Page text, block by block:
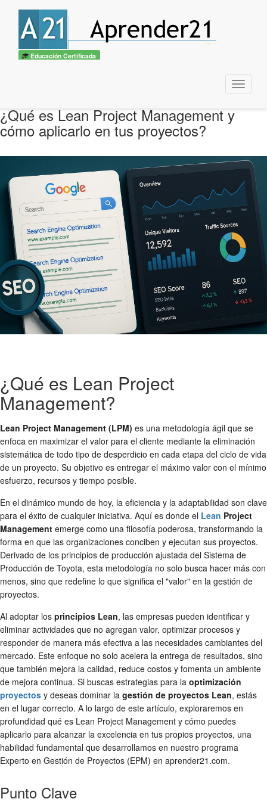
Educación Certificada
Menu
¿Qué es Lean Project Management y
cómo aplicarlo en tus proyectos?
¿Qué es Lean Project
Management?
Lean Project Management (LPM) es una metodología ágil que se
enfoca en maximizar el valor para el cliente mediante la eliminación
sistemática de todo tipo de desperdicio en cada etapa del ciclo de vida
de un proyecto. Su objetivo es entregar el máximo valor con el mínimo
esfuerzo, recursos y tiempo posible.
En el dinámico mundo de hoy, la eficiencia y la adaptabilidad son clave
para el éxito de cualquier iniciativa. Aquí es donde el Lean Project
Management emerge como una filosofía poderosa, transformando la
forma en que las organizaciones conciben y ejecutan sus proyectos.
Derivado de los principios de producción ajustada del Sistema de
Producción de Toyota, esta metodología no solo busca hacer más con
menos, sino que redefine lo que significa el "valor" en la gestión de
proyectos.
Al adoptar los principios Lean, las empresas pueden identificar y
eliminar actividades que no agregan valor, optimizar procesos y
responder de manera más efectiva a las necesidades cambiantes del
mercado. Este enfoque no solo acelera la entrega de resultados, sino
que también mejora la calidad, reduce costos y fomenta un ambiente
de mejora continua. Si buscas estrategias para la optimización
proyectos y deseas dominar la gestión de proyectos Lean, estás
en el lugar correcto. A lo largo de este artículo, exploraremos en
profundidad qué es Lean Project Management y cómo puedes
aplicarlo para alcanzar la excelencia en tus propios proyectos, una
habilidad fundamental que desarrollamos en nuestro programa
Experto en Gestión de Proyectos (EPM) en aprender21.com.
Punto Clave